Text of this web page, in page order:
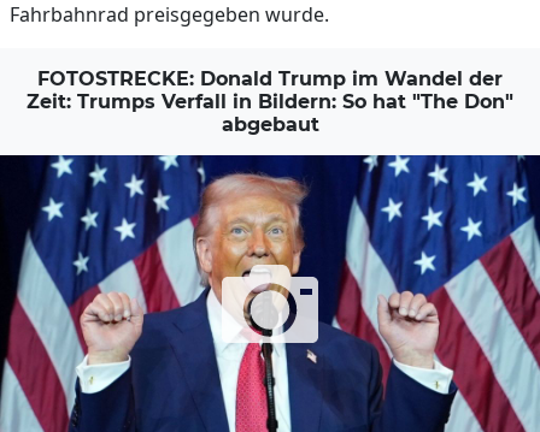
Fahrbahnrad preisgegeben wurde.
FOTOSTRECKE: Donald Trump im Wandel der
Zeit: Trumps Verfall in Bildern: So hat "The Don"
abgebaut